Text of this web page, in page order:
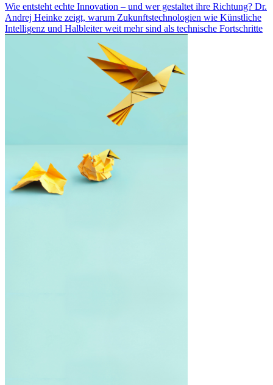
Wie entsteht echte Innovation – und wer gestaltet ihre Richtung? Dr.
Andrej Heinke zeigt, warum Zukunftstechnologien wie Künstliche
Intelligenz und Halbleiter weit mehr sind als technische Fortschritte